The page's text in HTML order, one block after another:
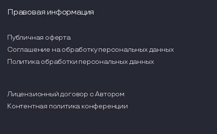
Правовая информация
Публичная оферта
Соглашение на обработку персональных данных
Политика обработки персональных данных
Лицензионный договор с Автором
Контентная политика конференции